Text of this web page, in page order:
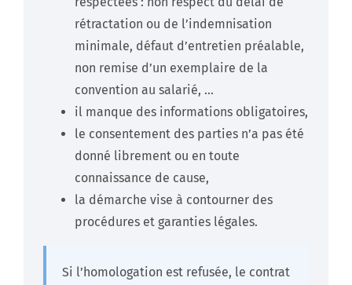
rétractation ou de l’indemnisation
minimale, défaut d’entretien préalable,
non remise d’un exemplaire de la
convention au salarié, …
il manque des informations obligatoires,
le consentement des parties n’a pas été
donné librement ou en toute
connaissance de cause,
la démarche vise à contourner des
procédures et garanties légales.
Si l’homologation est refusée, le contrat